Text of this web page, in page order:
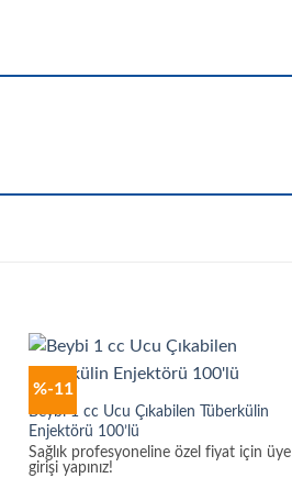
%-11
Beybi 1 cc Ucu Çıkabilen Tüberkülin
Enjektörü 100’lü
Sağlık profesyoneline özel fiyat için üye
girişi yapınız!